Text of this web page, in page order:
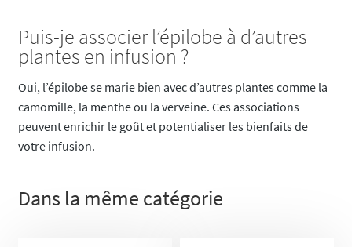
Puis-je associer l’épilobe à d’autres
plantes en infusion ?
Oui, l’épilobe se marie bien avec d’autres plantes comme la
camomille, la menthe ou la verveine. Ces associations
peuvent enrichir le goût et potentialiser les bienfaits de
votre infusion.
Dans la même catégorie